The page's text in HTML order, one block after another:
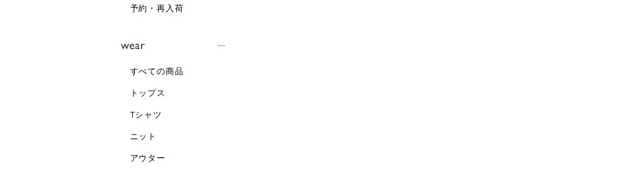
予約・再入荷
wear
すべての商品
トップス
Tシャツ
ニット
アウター